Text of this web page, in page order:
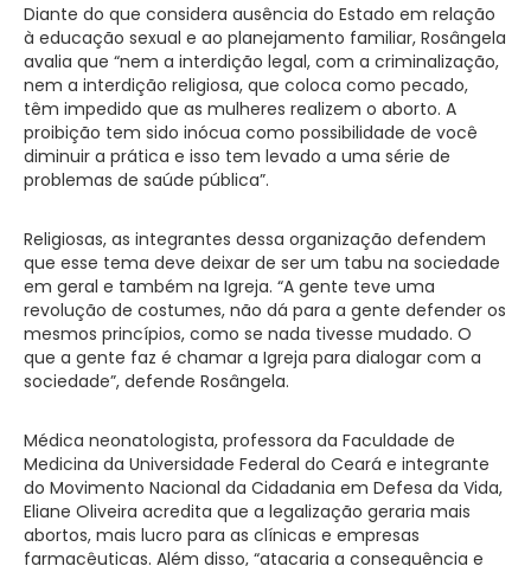
Diante do que considera ausência do Estado em relação
à educação sexual e ao planejamento familiar, Rosângela
avalia que “nem a interdição legal, com a criminalização,
nem a interdição religiosa, que coloca como pecado,
têm impedido que as mulheres realizem o aborto. A
proibição tem sido inócua como possibilidade de você
diminuir a prática e isso tem levado a uma série de
problemas de saúde pública”.
Religiosas, as integrantes dessa organização defendem
que esse tema deve deixar de ser um tabu na sociedade
em geral e também na Igreja. “A gente teve uma
revolução de costumes, não dá para a gente defender os
mesmos princípios, como se nada tivesse mudado. O
que a gente faz é chamar a Igreja para dialogar com a
sociedade”, defende Rosângela.
Médica neonatologista, professora da Faculdade de
Medicina da Universidade Federal do Ceará e integrante
do Movimento Nacional da Cidadania em Defesa da Vida,
Eliane Oliveira acredita que a legalização geraria mais
abortos, mais lucro para as clínicas e empresas
farmacêuticas. Além disso, “atacaria a consequência e